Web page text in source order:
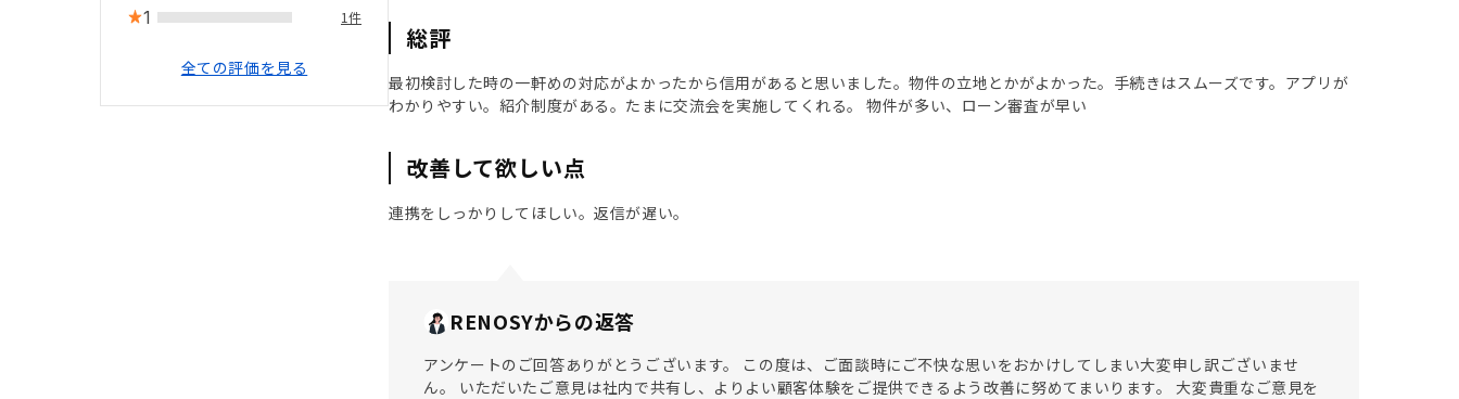
1 1件
全ての評価を見る
総評
最初検討した時の一軒めの対応がよかったから信用があると思いました。物件の立地とかがよかった。手続きはスムーズです。アプリが
わかりやすい。紹介制度がある。たまに交流会を実施してくれる。 物件が多い、ローン審査が早い
改善して欲しい点
連携をしっかりしてほしい。返信が遅い。
RENOSYからの返答
アンケートのご回答ありがとうございます。 この度は、ご面談時にご不快な思いをおかけしてしまい大変申し訳ございませ
ん。 いただいたご意見は社内で共有し、よりよい顧客体験をご提供できるよう改善に努めてまいります。 大変貴重なご意見を